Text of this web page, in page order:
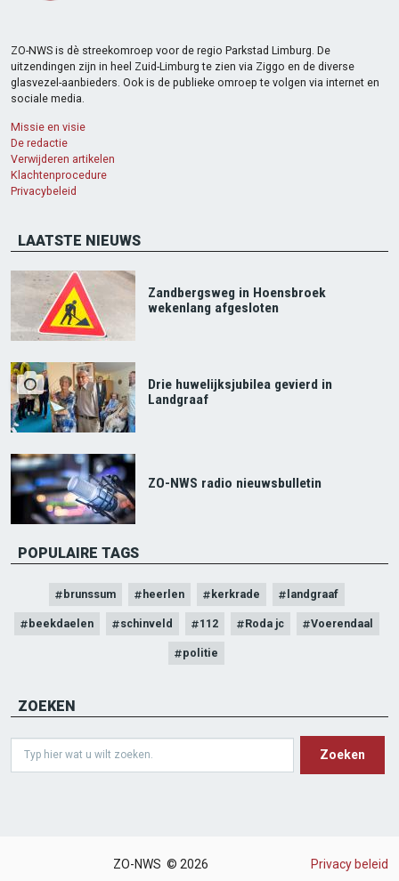
ZO-NWS is dè streekomroep voor de regio Parkstad Limburg. De
uitzendingen zijn in heel Zuid-Limburg te zien via Ziggo en de diverse
glasvezel-aanbieders. Ook is de publieke omroep te volgen via internet en
sociale media.
Missie en visie
De redactie
Verwijderen artikelen
Klachtenprocedure
Privacybeleid
LAATSTE NIEUWS
Zandbergsweg in Hoensbroek
wekenlang afgesloten
Drie huwelijksjubilea gevierd in
Landgraaf
ZO-NWS radio nieuwsbulletin
POPULAIRE TAGS
brunssum heerlen kerkrade landgraaf
beekdaelen schinveld 112 Roda jc Voerendaal
politie
ZOEKEN
ZO-NWS © 2026 Privacy beleid